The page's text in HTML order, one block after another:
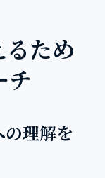
ため
チ
理解を